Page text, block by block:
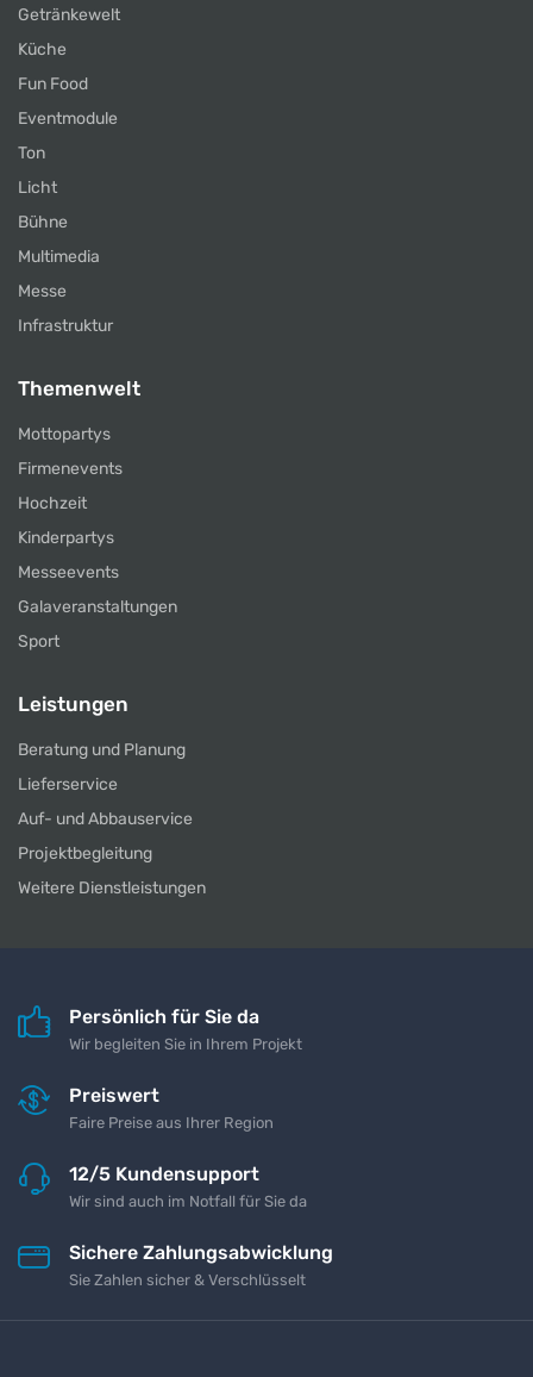
Getränkewelt
Küche
Fun Food
Eventmodule
Ton
Licht
Bühne
Multimedia
Messe
Infrastruktur
Themenwelt
Mottopartys
Firmenevents
Hochzeit
Kinderpartys
Messeevents
Galaveranstaltungen
Sport
Leistungen
Beratung und Planung
Lieferservice
Auf- und Abbauservice
Projektbegleitung
Weitere Dienstleistungen
Persönlich für Sie da
Wir begleiten Sie in Ihrem Projekt
Preiswert
Faire Preise aus Ihrer Region
12/5 Kundensupport
Wir sind auch im Notfall für Sie da
Sichere Zahlungsabwicklung
Sie Zahlen sicher & Verschlüsselt